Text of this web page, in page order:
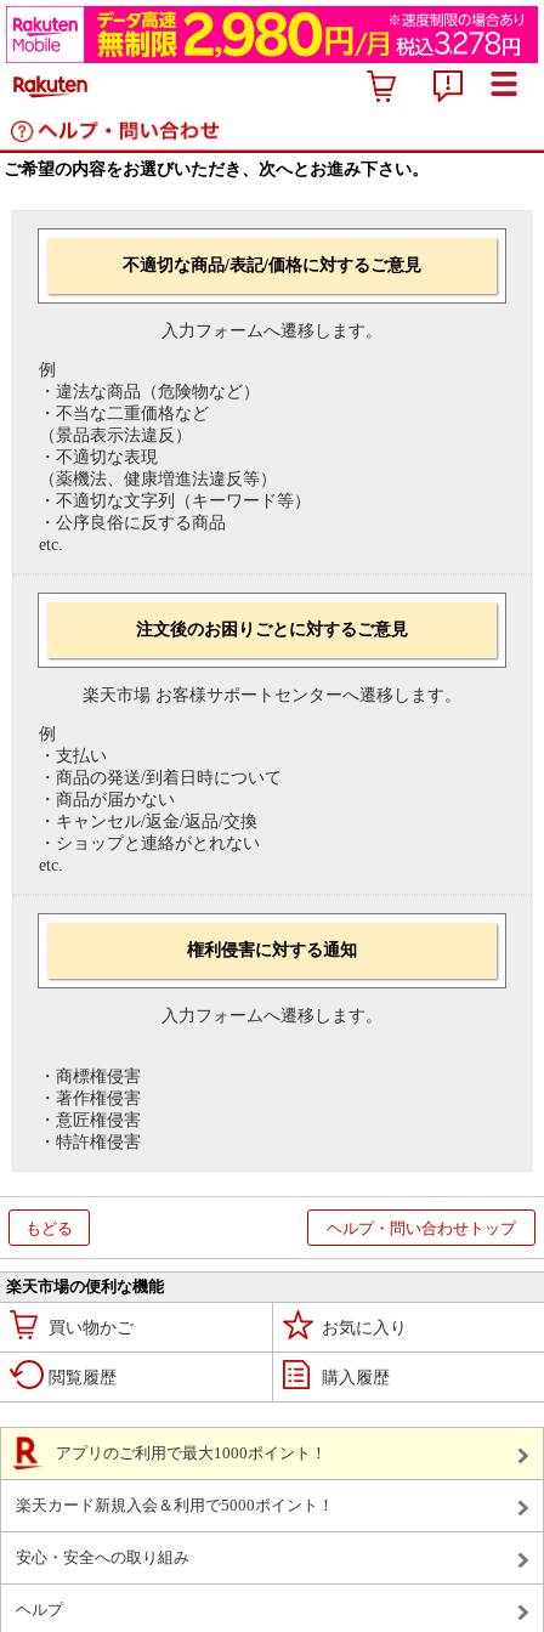
ご希望の内容をお選びいただき、次へとお進み下さい。
不適切な商品/表記/価格に対するご意見
入力フォームへ遷移します。
例
・違法な商品（危険物など）
・不当な二重価格など
（景品表示法違反）
・不適切な表現
（薬機法、健康増進法違反等）
・不適切な文字列（キーワード等）
・公序良俗に反する商品
etc.
注文後のお困りごとに対するご意見
楽天市場 お客様サポートセンターへ遷移します。
例
・支払い
・商品の発送/到着日時について
・商品が届かない
・キャンセル/返金/返品/交換
・ショップと連絡がとれない
etc.
権利侵害に対する通知
入力フォームへ遷移します。
・商標権侵害
・著作権侵害
・意匠権侵害
・特許権侵害
もどる ヘルプ・問い合わせトップ
楽天市場の便利な機能
買い物かご お気に入り
閲覧履歴 購入履歴
アプリのご利用で最大1000ポイント！
楽天カード新規入会＆利用で5000ポイント！
安心・安全への取り組み
ヘルプ